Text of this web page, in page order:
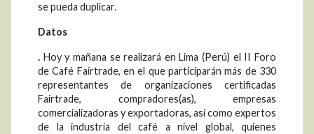
se pueda duplicar.
Datos
. Hoy y mañana se realizará en Lima (Perú) el II Foro
de Café Fairtrade, en el que participarán más de 330
representantes de organizaciones certificadas
Fairtrade, compradores(as), empresas
comercializadoras y exportadoras, así como expertos
de la industria del café a nivel global, quienes